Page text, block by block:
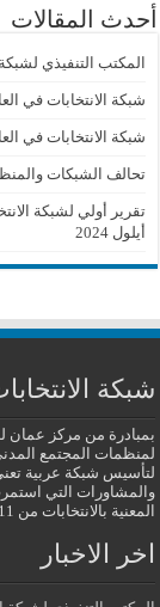
أحدث المقالات
المكتب التنفيذي
شبكة الانتخابات في
شبكة الانتخابات في
تحالف الشبكات
تقرير أولي لشبكة
أيلول 2024
شبكة
بمبادرة من مركز عمان
لمنظمات المجتمع
لتأسيس شبكة عربية
المعنية بالانتخابات من 11 دولة عربية على تأسيس هذه الشبكة.عمان في 11/6/2006
اخر الاخبار